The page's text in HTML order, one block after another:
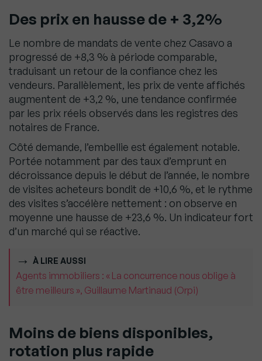
Des prix en hausse de + 3,2%
Le nombre de mandats de vente chez Casavo a
progressé de +8,3 % à période comparable,
traduisant un retour de la confiance chez les
vendeurs. Parallèlement, les prix de vente affichés
augmentent de +3,2 %, une tendance confirmée
par les prix réels observés dans les registres des
notaires de France.
Côté demande, l’embellie est également notable.
Portée notamment par des taux d’emprunt en
décroissance depuis le début de l’année, le nombre
de visites acheteurs bondit de +10,6 %, et le rythme
des visites s’accélère nettement : on observe en
moyenne une hausse de +23,6 %. Un indicateur fort
d’un marché qui se réactive.
À LIRE AUSSI
Agents immobiliers : « La concurrence nous oblige à
être meilleurs », Guillaume Martinaud (Orpi)
Moins de biens disponibles,
rotation plus rapide